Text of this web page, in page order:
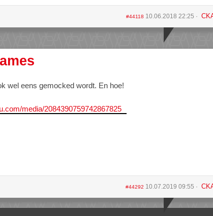
#44118 10.06.2018 22:25
wel eens gemocked wordt. En hoe!
media/2084390759742867825
#44292 10.07.2019 09:55